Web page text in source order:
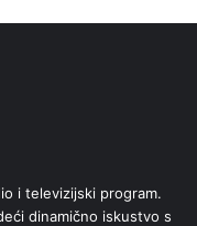
i televizijski program.
dinamično iskustvo s